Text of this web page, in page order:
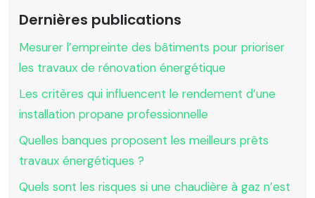
Dernières publications
Mesurer l’empreinte des bâtiments pour prioriser
les travaux de rénovation énergétique
Les critères qui influencent le rendement d’une
installation propane professionnelle
Quelles banques proposent les meilleurs prêts
travaux énergétiques ?
Quels sont les risques si une chaudière à gaz n’est